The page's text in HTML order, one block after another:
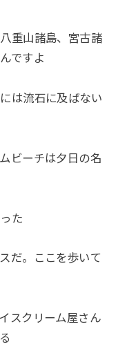
重山諸島、宮古諸
ですよ
は流石に及ばない
ビーチは夕日の名
た
だ。ここを歩いて
スクリーム屋さん